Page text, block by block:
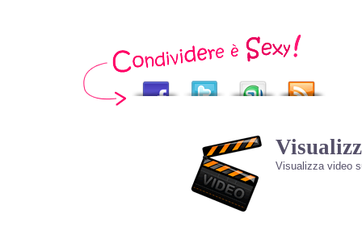
Visualizza video